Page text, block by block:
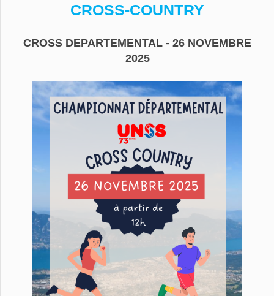
CROSS-COUNTRY
CROSS DEPARTEMENTAL - 26 NOVEMBRE
2025